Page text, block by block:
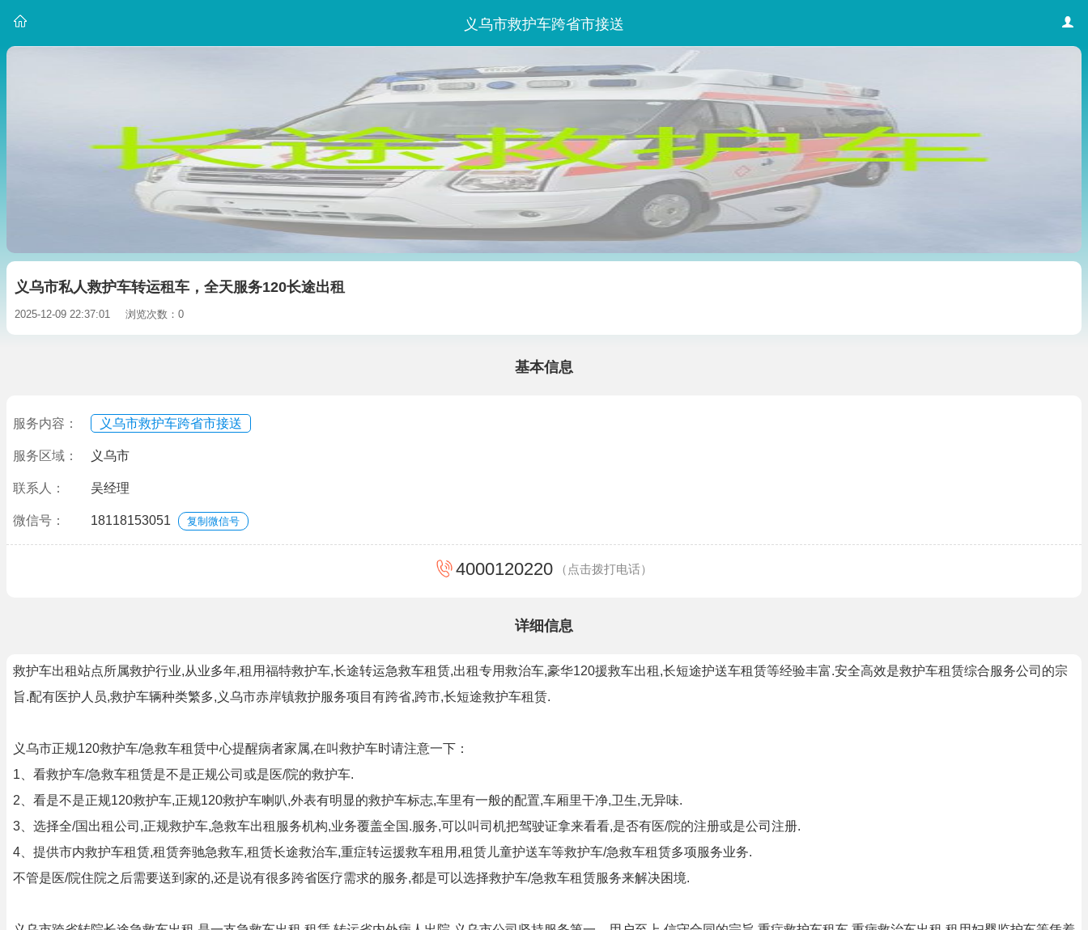
义乌市救护车跨省市接送
义乌市私人救护车转运租车，全天服务120长途出租
2025-12-09 22:37:01 浏览次数：0
基本信息
服务内容： 义乌市救护车跨省市接送
服务区域： 义乌市
联系人： 吴经理
微信号： 18118153051 复制微信号
4000120220 （点击拨打电话）
详细信息
救护车出租站点所属救护行业,从业多年,租用福特救护车,长途转运急救车租赁,出租专用救治车,豪华120援救车出租,长短途护送车租赁等经验丰富.安全高效是救护车租赁综合服务公司的宗
旨.配有医护人员,救护车辆种类繁多,义乌市赤岸镇救护服务项目有跨省,跨市,长短途救护车租赁.
义乌市正规120救护车/急救车租赁中心提醒病者家属,在叫救护车时请注意一下：
1、看救护车/急救车租赁是不是正规公司或是医/院的救护车.
2、看是不是正规120救护车,正规120救护车喇叭,外表有明显的救护车标志,车里有一般的配置,车厢里干净,卫生,无异味.
3、选择全/国出租公司,正规救护车,急救车出租服务机构,业务覆盖全国.服务,可以叫司机把驾驶证拿来看看,是否有医/院的注册或是公司注册.
4、提供市内救护车租赁,租赁奔驰急救车,租赁长途救治车,重症转运援救车租用,租赁儿童护送车等救护车/急救车租赁多项服务业务.
不管是医/院住院之后需要送到家的,还是说有很多跨省医疗需求的服务,都是可以选择救护车/急救车租赁服务来解决困境.